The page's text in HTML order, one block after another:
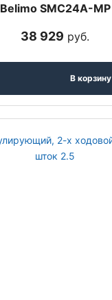
Belimo SMC24A-MP
38 929 руб.
В корзину